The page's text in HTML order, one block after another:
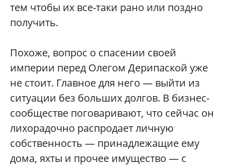
тем чтобы их все-таки рано или поздно
получить.
Похоже, вопрос о спасении своей
империи перед Олегом Дерипаской уже
не стоит. Главное для него — выйти из
ситуации без больших долгов. В бизнес-
сообществе поговаривают, что сейчас он
лихорадочно распродает личную
собственность — принадлежащие ему
дома, яхты и прочее имущество — с